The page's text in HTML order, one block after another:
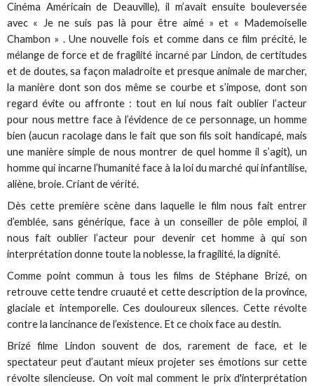
Cinéma Américain de Deauville), il m’avait ensuite bouleversée
avec « Je ne suis pas là pour être aimé » et « Mademoiselle
Chambon » . Une nouvelle fois et comme dans ce film précité, le
mélange de force et de fragilité incarné par Lindon, de certitudes
et de doutes, sa façon maladroite et presque animale de marcher,
la manière dont son dos même se courbe et s’impose, dont son
regard évite ou affronte : tout en lui nous fait oublier l’acteur
pour nous mettre face à l’évidence de ce personnage, un homme
bien (aucun racolage dans le fait que son fils soit handicapé, mais
une manière simple de nous montrer de quel homme il s’agit), un
homme qui incarne l’humanité face à la loi du marché qui infantilise,
aliène, broie. Criant de vérité.
Dès cette première scène dans laquelle le film nous fait entrer
d’emblée, sans générique, face à un conseiller de pôle emploi, il
nous fait oublier l’acteur pour devenir cet homme à qui son
interprétation donne toute la noblesse, la fragilité, la dignité.
Comme point commun à tous les films de Stéphane Brizé, on
retrouve cette tendre cruauté et cette description de la province,
glaciale et intemporelle. Ces douloureux silences. Cette révolte
contre la lancinance de l’existence. Et ce choix face au destin.
Brizé filme Lindon souvent de dos, rarement de face, et le
spectateur peut d’autant mieux projeter ses émotions sur cette
révolte silencieuse. On voit mal comment le prix d'interprétation